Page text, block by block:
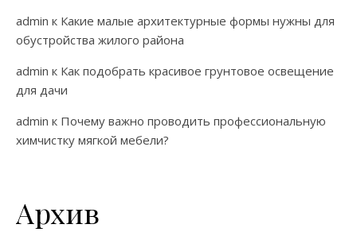
admin к Какие малые архитектурные формы нужны для
обустройства жилого района
admin к Как подобрать красивое грунтовое освещение
для дачи
admin к Почему важно проводить профессиональную
химчистку мягкой мебели?
Архив